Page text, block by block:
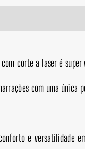
com corte a laser é
com uma única
e versatilidade